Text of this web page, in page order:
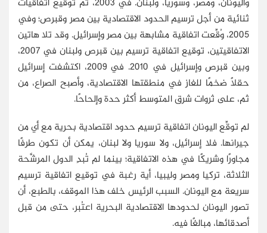
واليونان، ومصر، وسوريا، ولبنان. في 2003، تم توقيع اتفاقيات
ثنائية من أجل ترسيم الحدود الاقتصادية بين مصر وقبرص؛ وفي
2005، وُقِّعت اتفاقية مشابهة بين مصر وإسرائيل. وقد تلا هاتين
الاتفاقيتين، توقيع اتفاقية ترسيم بين قبرص ولبنان في 2007،
وبين قبرص وإسرائيل في 2010. في 2009، اكتشفت إسرائيل
حقلًا ضخمًا للغاز في منطقتها الاقتصادية، وأصبح الصراع، من
ثم، على ثروات شرق المتوسط أكثر حدة وإلحاحًا.
لم توقِّع اليونان اتفاقية ترسيم حدود اقتصادية بحرية مع أي من
جيرانها. فلا إسرائيل، ولا سوريا ولا لبنان، يمكن أن تكون طرفًا
مجاورًا وشريكًا في هذه الاتفاقية؛ بينما لم تُبدِ الدول المرشَّحة
الثلاثة، تركيا ومصر وليبيا، أية رغبة في توقيع اتفاقية ترسيم
سريعة مع اليونان. السبب الرئيس خلف هذا الموقف، بالطبع، أن
تصور اليونان لحدودها الاقتصادية البحرية اعتُبر، حتى من قبل
أصدقائها، مبالغًا فيه.